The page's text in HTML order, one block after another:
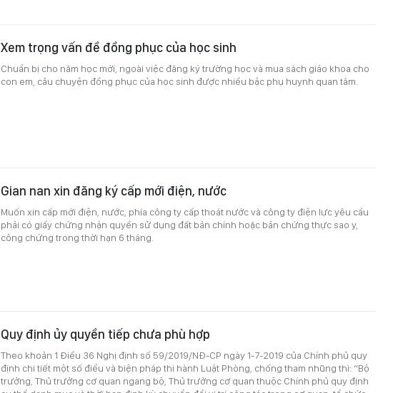
Xem trọng vấn đề đồng phục của học sinh
Chuẩn bị cho năm học mới, ngoài việc đăng ký trường học và mua sách giáo khoa cho
con em, câu chuyện đồng phục của học sinh được nhiều bậc phụ huynh quan tâm.
Gian nan xin đăng ký cấp mới điện, nước
Muốn xin cấp mới điện, nước, phía công ty cấp thoát nước và công ty điện lực yêu cầu
phải có giấy chứng nhận quyền sử dụng đất bản chính hoặc bản chứng thực sao y,
công chứng trong thời hạn 6 tháng.
Quy định ủy quyền tiếp chưa phù hợp
Theo khoản 1 Điều 36 Nghị định số 59/2019/NĐ-CP ngày 1-7-2019 của Chính phủ quy
định chi tiết một số điều và biện pháp thi hành Luật Phòng, chống tham nhũng thì: “Bộ
trưởng, Thủ trưởng cơ quan ngang bộ, Thủ trưởng cơ quan thuộc Chính phủ quy định